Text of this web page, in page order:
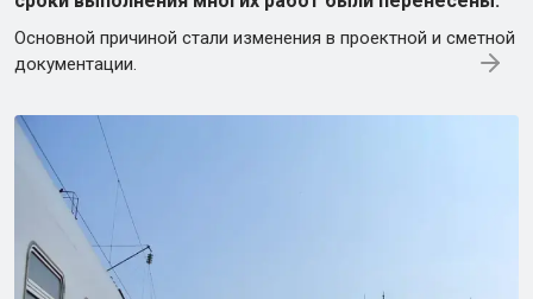
Основной причиной стали изменения в проектной и сметной
документации.